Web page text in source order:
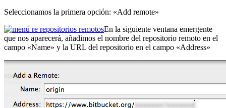
Seleccionamos la primera opción: «Add remote»
En la siguiente ventana emergente
que nos aparecerá, añadimos el nombre del repositorio remoto en el
campo «Name» y la URL del repositorio en el campo «Address»